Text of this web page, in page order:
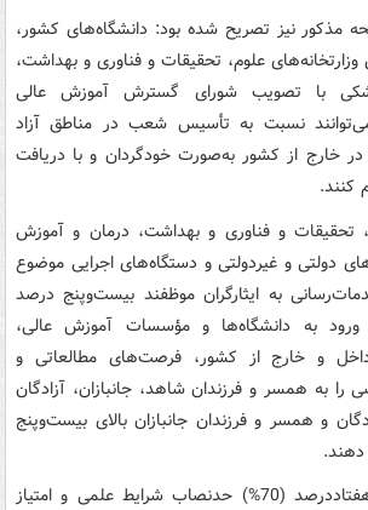
در ماده 3 لایحه مذکور نیز تصریح شده بود: دانشگاه‌های کشور،
علوم، تحقیقات و فناوری و بهداشت،
با تصویب شورای گسترش آموزش عالی
می‌توانند نسبت به تأسیس شعب در مناطق آزاد
خارج از کشور به‌صورت خودگردان و با دریافت
کنند.
تحقیقات و فناوری و بهداشت، درمان و آموزش
دولتی و غیردولتی و دستگاه‌های اجرایی موضوع
خدمات‌رسانی به ایثارگران موظفند بیست‌وپنج درصد
ورود به دانشگاه‌ها و مؤسسات آموزش عالی،
و خارج از کشور، فرصت‌های مطالعاتی و
را به همسر و فرزندان شاهد، جانبازان، آزادگان
و همسر و فرزندان جانبازان بالای بیست‌وپنج
تبصره- کسب حداقل هفتاددرصد (70%) حدنصاب شرایط علمی و امتیاز